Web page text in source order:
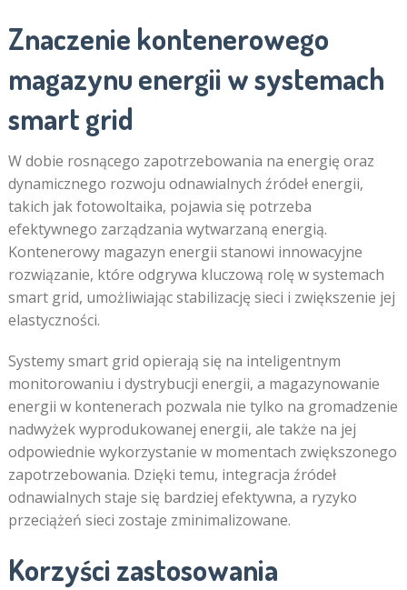
Znaczenie kontenerowego
magazynu energii w systemach
smart grid
W dobie rosnącego zapotrzebowania na energię oraz
dynamicznego rozwoju odnawialnych źródeł energii,
takich jak fotowoltaika, pojawia się potrzeba
efektywnego zarządzania wytwarzaną energią.
Kontenerowy magazyn energii stanowi innowacyjne
rozwiązanie, które odgrywa kluczową rolę w systemach
smart grid, umożliwiając stabilizację sieci i zwiększenie jej
elastyczności.
Systemy smart grid opierają się na inteligentnym
monitorowaniu i dystrybucji energii, a magazynowanie
energii w kontenerach pozwala nie tylko na gromadzenie
nadwyżek wyprodukowanej energii, ale także na jej
odpowiednie wykorzystanie w momentach zwiększonego
zapotrzebowania. Dzięki temu, integracja źródeł
odnawialnych staje się bardziej efektywna, a ryzyko
przeciążeń sieci zostaje zminimalizowane.
Korzyści zastosowania